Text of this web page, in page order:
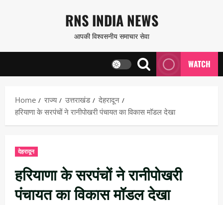
content
RNS INDIA NEWS
आपकी विश्वसनीय समाचार सेवा
WATCH
Home राज्य उत्तराखंड
देहरादून
हरियाणा के सरपंचों ने रानीपोखरी पंचायत का विकास मॉडल देखा
देहरादून
हरियाणा के सरपंचों ने रानीपोखरी
पंचायत का विकास मॉडल देखा